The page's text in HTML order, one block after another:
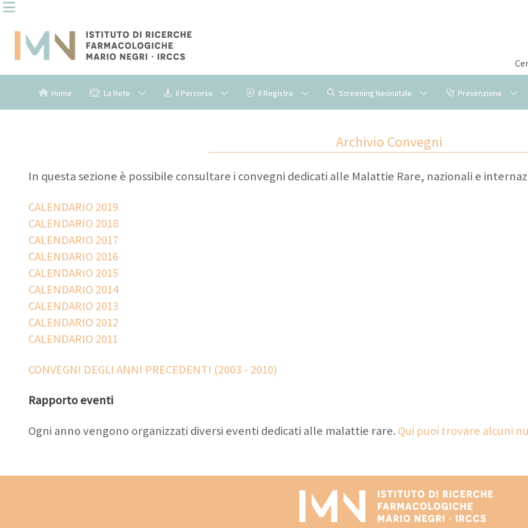
Home La Rete Il Percorso Il Registro Screening Neonatale Prevenzione
Archivio Convegni
In questa sezione è possibile consultare i convegni dedicati alle Malattie Rare, nazionali e
CALENDARIO 2019
CALENDARIO 2018
CALENDARIO 2017
CALENDARIO 2016
CALENDARIO 2015
CALENDARIO 2014
CALENDARIO 2013
CALENDARIO 2012
CALENDARIO 2011
CONVEGNI DEGLI ANNI PRECEDENTI (2003 - 2010)
Rapporto eventi
Ogni anno vengono organizzati diversi eventi dedicati alle malattie rare. Qui puoi trovare alcuni